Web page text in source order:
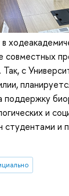
совместных
Так, с
поддержку
и
и